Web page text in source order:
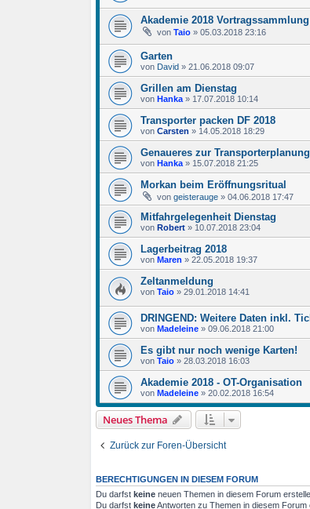
Akademie 2018 Vortragssammlung
von Taio » 05.03.2018 23:16
Garten
von David » 21.06.2018 09:07
Grillen am Dienstag
von Hanka » 17.07.2018 10:14
Transporter packen DF 2018
von Carsten » 14.05.2018 18:29
Genaueres zur
von Hanka » 15.07.2018 21:25
Morkan beim Eröffnungsritual
von geisterauge » 04.06.2018 17:47
Mitfahrgelegenheit Dienstag
von Robert » 10.07.2018 23:04
Lagerbeitrag 2018
von Maren » 22.05.2018 19:37
Zeltanmeldung
von Taio » 29.01.2018 14:41
DRINGEND: Weitere Daten inkl.
von Madeleine » 09.06.2018 21:00
Es gibt nur noch wenige Karten!
von Taio » 28.03.2018 16:03
Akademie 2018 - OT-Organisation
von Madeleine » 20.02.2018 16:54
Neues Thema
Zurück zur Foren-Übersicht
BERECHTIGUNGEN IN DIESEM FORUM
Du darfst keine neuen Themen in diesem Forum
Du darfst keineAntworten zu Themen in diesem Forum